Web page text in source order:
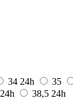
34 24h 35
24h 38,5 24h